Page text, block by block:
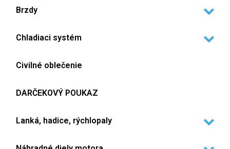
Brzdy
Chladiaci systém
Civilné oblečenie
DARČEKOVÝ POUKAZ
Lanká, hadice, rýchlopaly